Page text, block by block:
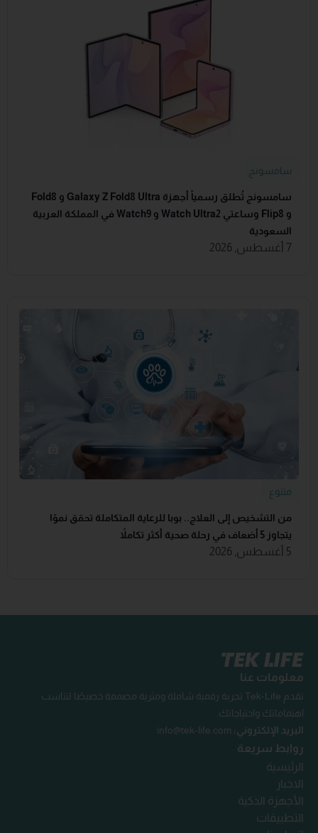
سامسونج
سامسونج تُطلق رسمياً أجهزة Galaxy Z Fold8 Ultra و Fold8
و Flip8 وساعتي Watch Ultra2 و Watch9 في المملكة العربية
السعودية
7 أغسطس, 2026
متنوع
من التشخيص إلى العلاج.. بوبا للرعاية المتكاملة تحقق نموًا
يتجاوز 5 أضعاف في رحلة صحية أكثر تكاملاً
5 أغسطس, 2026
معلومات عنا
تقدم Tek-Life تجربة رقمية شاملة ومثرية مصممة خصيصًا لتناسب
اهتماماتك واحتياجاتك.
البريد الإلكتروني: info@tek-life.com
روابط سريعة
الرئيسية
الاخبار
الأجهزة الذكية
التطبيقات